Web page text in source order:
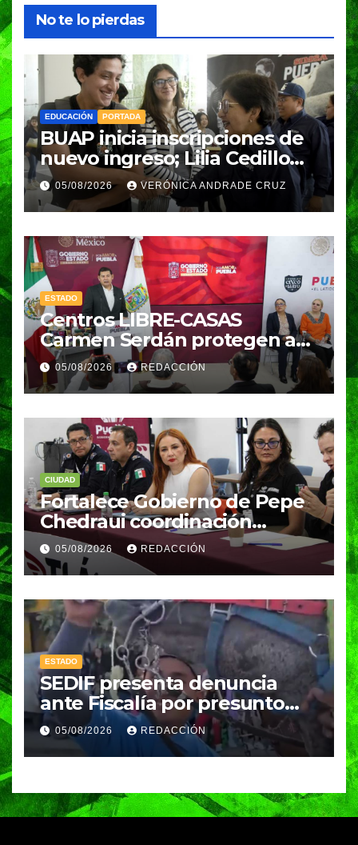
No te lo pierdas
EDUCACIÓN PORTADA
BUAP inicia inscripciones de
nuevo ingreso; Lilia Cedillo
supervisa el proceso para
más de 23 mil estudiantes
05/08/2026 VERÓNICA ANDRADE CRUZ
ESTADO
Centros LIBRE-CASAS
Carmen Serdán protegen a
las mujeres con atención
inmediata y disminuyen
feminicidios
05/08/2026 REDACCIÓN
CIUDAD
Fortalece Gobierno de Pepe
Chedraui coordinación
técnica del Comité “Tláloc”
para reforzar acciones
preventivas ante la
temporada de lluvias
05/08/2026 REDACCIÓN
ESTADO
SEDIF presenta denuncia
ante Fiscalía por presunto
caso de maltrato animal
05/08/2026 REDACCIÓN